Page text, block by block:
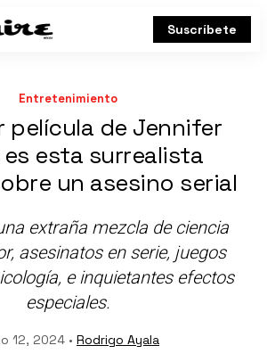
Suscríbete
Entretenimiento
película de Jennifer
esta surrealista
un asesino serial
extraña mezcla de ciencia
asesinatos en serie, juegos
e inquietantes efectos
especiales.
12, 2024 • Rodrigo Ayala